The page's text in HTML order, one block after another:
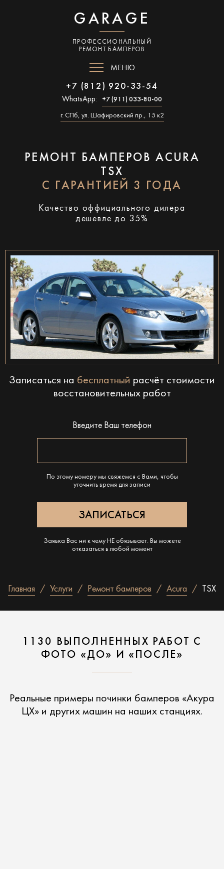
GARAGE
ПРОФЕССИОНАЛЬНЫЙ
РЕМОНТ БАМПЕРОВ
МЕНЮ
+7 (812) 920-33-54
WhatsApp: +7 (911) 033-80-00
г. СПб, ул. Шафировский пр., 15 к2
РЕМОНТ БАМПЕРОВ ACURA
TSX
С ГАРАНТИЕЙ 3 ГОДА
Качество оффициального дилера
дешевле до 35%
Записаться на бесплатный расчёт стоимости
восстановительных работ
Введите Ваш телефон
По этому номеру мы свяжемся с Вами, чтобы
уточнить время для записи
Заявка Вас ни к чему НЕ обязывает. Вы можете
отказаться в любой момент
Главная Услуги Ремонт бамперов Acura TSX
1130 ВЫПОЛНЕННЫХ РАБОТ С
ФОТО «ДО» И «ПОСЛЕ»
Реальные примеры починки бамперов «Акура
ЦХ» и других машин на наших станциях.